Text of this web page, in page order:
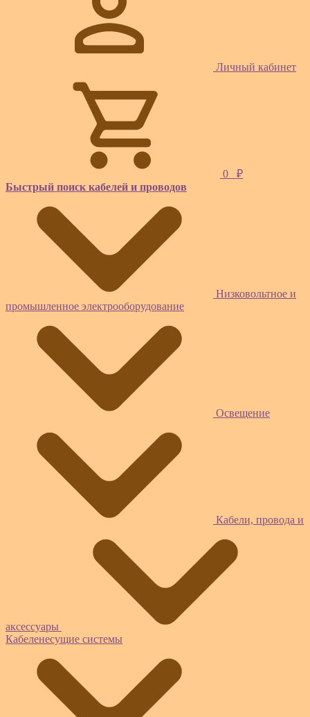
Личный кабинет
0
₽
Быстрый поиск кабелей и проводов
Низковольтное и
промышленное электрооборудование
Освещение
Кабели, провода и
аксессуары
Кабеленесущие системы